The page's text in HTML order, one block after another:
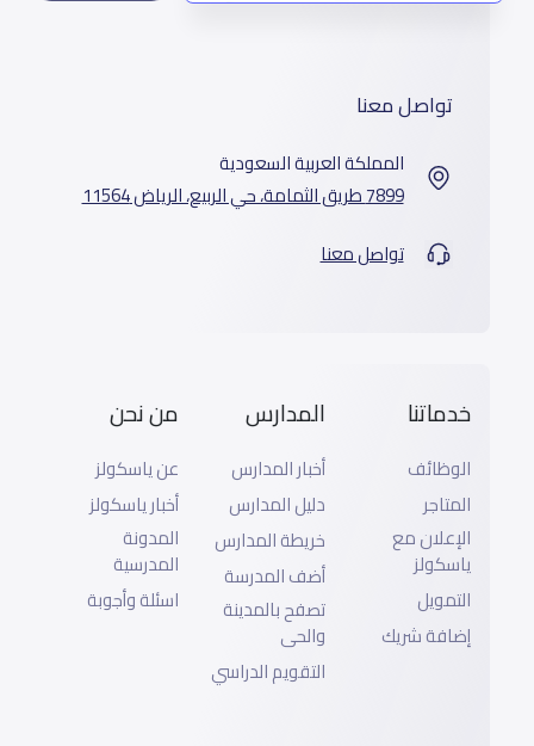
تواصل معنا
المملكة العربية السعودية
7899 طريق الثمامة، حي الربيع، الرياض 11564
تواصل معنا
خدماتنا
الوظائف
المتاجر
الإعلان مع
ياسكولز
التمويل
إضافة شريك
المدارس
أخبار المدارس
دليل المدارس
خريطة المدارس
أضف المدرسة
تصفح بالمدينة
والحى
التقويم الدراسي
من نحن
عن ياسكولز
أخبار ياسكولز
المدونة
المدرسية
اسئلة وأجوبة